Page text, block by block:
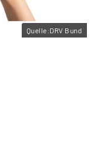
Quelle:DRV Bund